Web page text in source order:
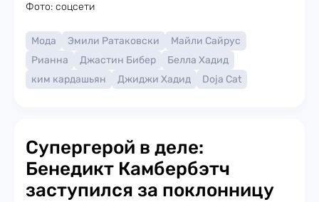
Фото: соцсети
Мода Эмили Ратаковски
Майли Сайрус
Рианна
Джастин Бибер
Белла Хадид
ким кардашьян
Джиджи Хадид Doja Cat
Супергерой в деле:
Бенедикт Камбербэтч
заступился за поклонницу